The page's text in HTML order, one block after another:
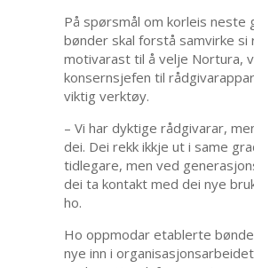
På spørsmål om korleis neste
bønder skal forstå samvirke si
motivarast til å velje Nortura,
konsernsjefen til
viktig verktøy.
– Vi har dyktige rådgivarar,
dei. Dei rekk ikkje ut i same
tidlegare, men ved
dei ta kontakt med dei nye
ho.
Ho oppmodar etablerte
nye inn i